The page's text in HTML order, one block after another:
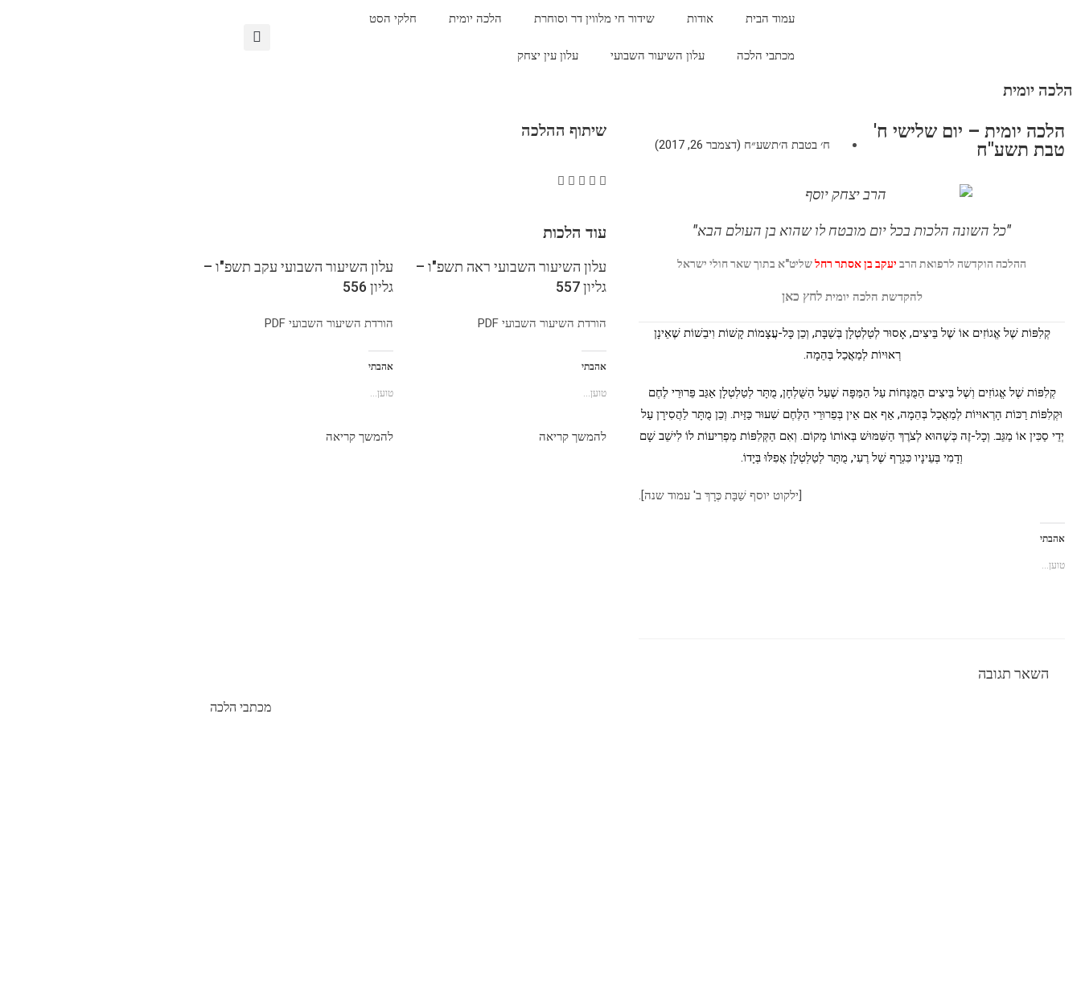
עמוד הבית אודות שידור חי מלווין דר וסוחרת הלכה יומית חלקי הסט
מכתבי הלכה עלון השיעור השבועי עלון עין יצחק
הלכה יומית
הלכה יומית – יום שלישי ח'
טבת תשע"ח
ח׳ בטבת ה׳תשע״ח (דצמבר 26, 2017)
"כל השונה הלכות בכל יום מובטח לו שהוא בן העולם הבא"
ההלכה הוקדשה לרפואת הרב יעקב בן אסתר רחלשליט"א בתוך שאר חולי ישראל
להקדשת הלכה יומיתלחץ כאן
קְלִפּוֹת שֶׁל אֱגוֹזִים אוֹ שֶׁל בֵּיצִים, אָסוּר לְטַלְטְלָן בְּשַׁבָּת, וְכֵן כָּל-עֲצָמוֹת קָשׁוֹת וִיבֵשׁוֹת שֶׁאֵינָן
רְאוּיוֹת לְמַאֲכַל בְּהֵמָה.
קְלִפּוֹת שֶׁל אֱגוֹזִים וְשֶׁל בֵּיצִים הַמֻּנָּחוֹת עַל הַמַּפָּה שֶׁעַל הַשֻּׁלְחָן, מֻתָּר לְטַלְטְלָן אַגַּב פֵּרוּרֵי לֶחֶם
וּקְלִפּוֹת רַכּוֹת הָרְאוּיוֹת לְמַאֲכַל בְּהֵמָה, אַף אִם אֵין בְּפֵרוּרֵי הַלֶּחֶם שִׁעוּר כַּזַּיִת. וְכֵן מֻתָּר לַהֲסִירָן עַל
יְדֵי סַכִּין אוֹ מַגֵּב. וְכָל-זֶה כְּשֶׁהוּא לְצֹרֶךְ הַשִּׁמּוּשׁ בְּאוֹתוֹ מָקוֹם. וְאִם הַקְּלִפּוֹת מַפְרִיעוֹת לוֹ לִישֵׁב שָׁם
וְדָמִי בְּעֵינָיו כִּגְרָף שֶׁל רֶעִי, מֻתָּר לְטַלְטְלָן אֲפִלּוּ בְּיָדוֹ.
[ילקוט יוסף שַׁבָּת כֶּרָךְ ב' עמוד שנה].
אהבתי
טוען...
השאר תגובה
שיתוף ההלכה
עוד הלכות
עלון השיעור השבועי ראה תשפ"ו –
גליון 557
הורדת השיעור השבועי PDF
אהבתי
טוען...
להמשך קריאה
עלון השיעור השבועי עקב תשפ"ו –
גליון 556
הורדת השיעור השבועי PDF
אהבתי
טוען...
להמשך קריאה
מכתבי הלכה